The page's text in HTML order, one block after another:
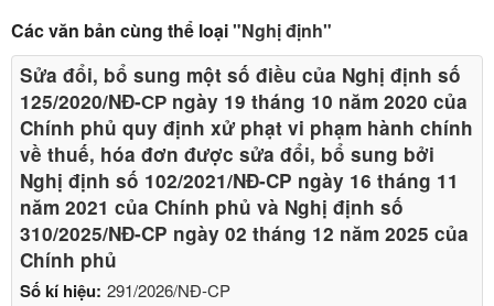
Các văn bản cùng thể loại"Nghị định"
Số kí hiệu: 291/2026/NĐ-CP
Sửa đổi, bổ sung một số điều của Nghị định số
125/2020/NĐ-СР ngày 19 tháng 10 năm 2020 của
Chính phủ quy định xử phạt vi phạm hành chính
về thuế, hóa đơn được sửa đổi, bổ sung bởi
Nghị định số 102/2021/NĐ-CP ngày 16 tháng 11
năm 2021 của Chính phủ và Nghị định số
310/2025/NĐ-CP ngày 02 tháng 12 năm 2025 của
Chính phủ